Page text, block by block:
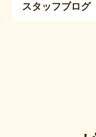
スタッフブログ